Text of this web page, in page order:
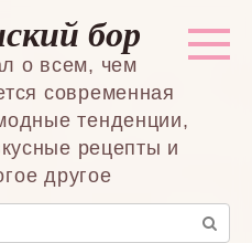
бор
о всем, чем
современная
тенденции,
рецепты и
другое